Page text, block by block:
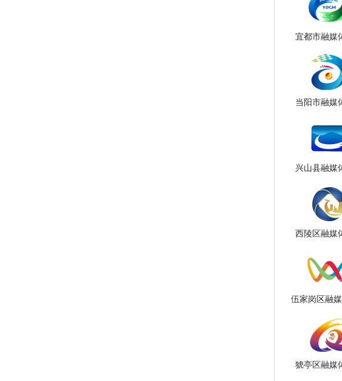
宜都市融媒
当阳市融媒
兴山县融媒
西陵区融媒
伍家岗区融
猇亭区融媒